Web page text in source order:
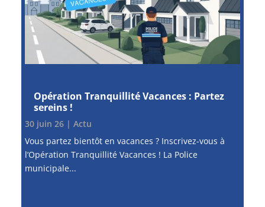
Opération Tranquillité Vacances : Partez
sereins !
30 juin 26| Actu
Vous partez bientôt en vacances ? Inscrivez-vous à
l’Opération Tranquillité Vacances ! La Police
municipale...